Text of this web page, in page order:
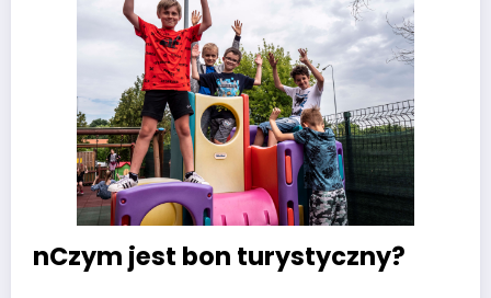
nCzym jest bon turystyczny?